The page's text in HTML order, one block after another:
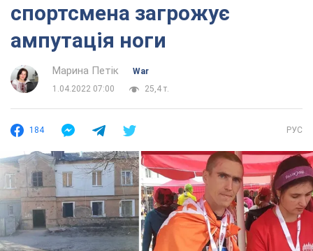
спортсмена загрожує
ампутація ноги
Марина Петік
War
1.04.2022 07:00
25,4 т.
184 РУС